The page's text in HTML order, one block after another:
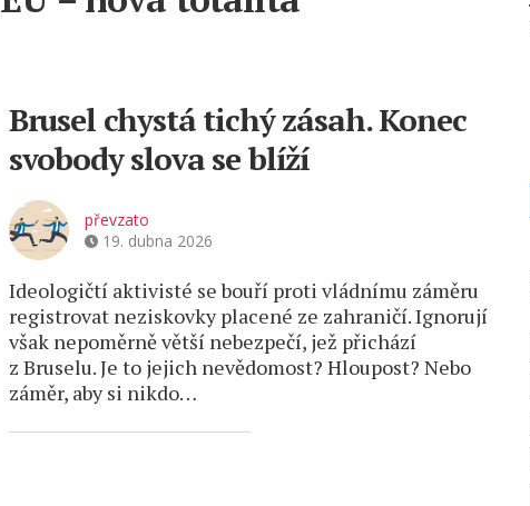
Brusel chystá tichý zásah. Konec
svobody slova se blíží
převzato
19. dubna 2026
Ideologičtí aktivisté se bouří proti vládnímu záměru
registrovat neziskovky placené ze zahraničí. Ignorují
však nepoměrně větší nebezpečí, jež přichází
z Bruselu. Je to jejich nevědomost? Hloupost? Nebo
záměr, aby si nikdo…